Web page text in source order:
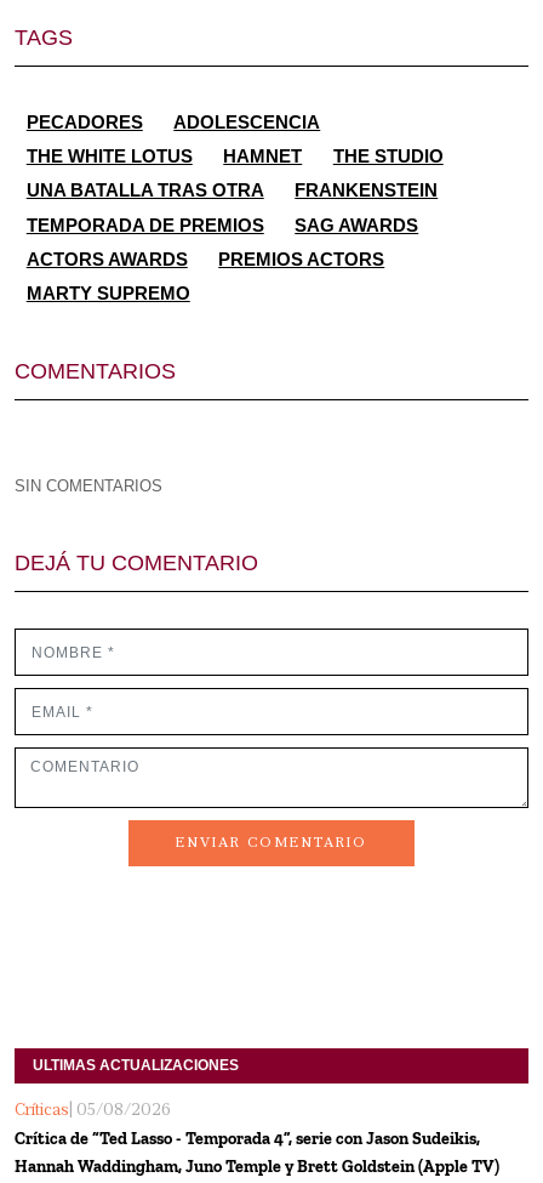
TAGS
PECADORES
ADOLESCENCIA
THE WHITE LOTUS
HAMNET
THE STUDIO
UNA BATALLA TRAS OTRA
FRANKENSTEIN
TEMPORADA DE PREMIOS
SAG AWARDS
ACTORS AWARDS
PREMIOS ACTORS
MARTY SUPREMO
COMENTARIOS
SIN COMENTARIOS
DEJÁ TU COMENTARIO
ENVIAR COMENTARIO
ULTIMAS ACTUALIZACIONES
Críticas | 05/08/2026
Crítica de “Ted Lasso - Temporada 4”, serie con Jason Sudeikis,
Hannah Waddingham, Juno Temple y Brett Goldstein (Apple TV)